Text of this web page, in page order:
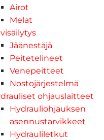
Airot
Melat
Jäänestäjä
Peitetelineet
Venepeitteet
Nostojärjestelmä
ohjauslaitteet
Hydrauliohjauksen
asennustarvikkeet
Hydrauliletkut